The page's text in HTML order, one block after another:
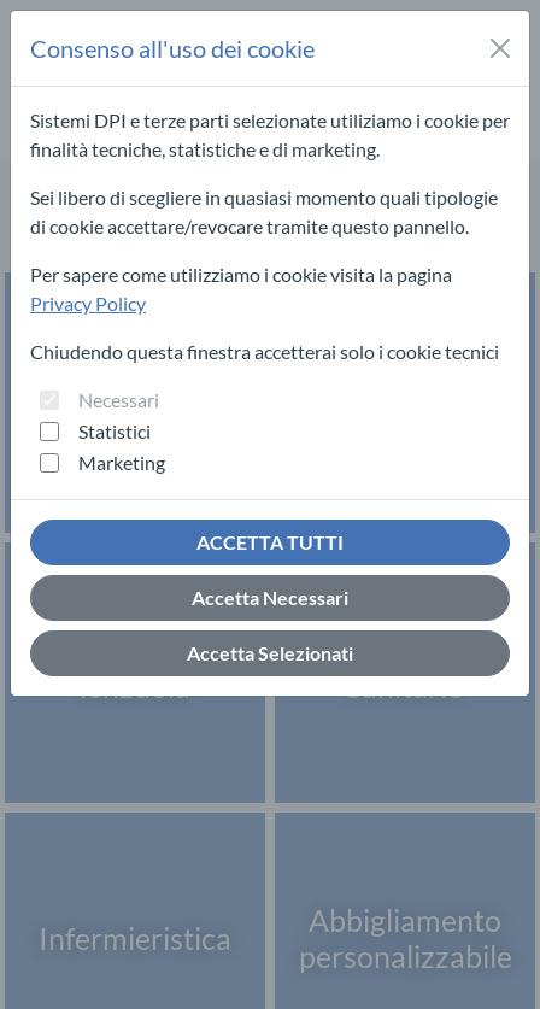
Scopri i prodotti Sistemi DPI
Mascherine e
protezione
individuale
Monouso, teli e
lenzuola
Abbigliamento
Sanitario
Infermieristica
Abbigliamento
personalizzabile
Consenso all'uso dei cookie
Sistemi DPI e terze parti selezionate utiliziamo i cookie per
finalità tecniche, statistiche e di marketing.
Sei libero di scegliere in quasiasi momento quali tipologie
di cookie accettare/revocare tramite questo pannello.
Per sapere come utilizziamo i cookie visita la pagina
Privacy Policy
Chiudendo questa finestra accetterai solo i cookie tecnici
Necessari
Statistici
Marketing
ACCETTA TUTTI
Accetta Necessari
Accetta Selezionati